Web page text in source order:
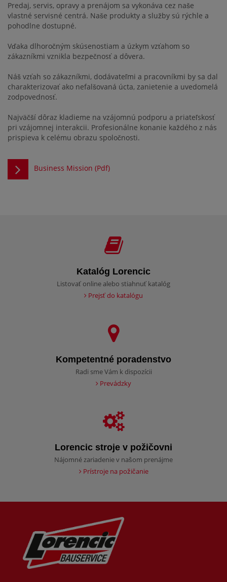
Predaj, servis, opravy a prenájom sa vykonáva cez naše
vlastné servisné centrá. Naše produkty a služby sú rýchle a
pohodlne dostupné.
Vďaka dlhoročným skúsenostiam a úzkym vzťahom so
zákazníkmi vznikla bezpečnosť a dôvera.
Náš vzťah so zákazníkmi, dodávateľmi a pracovníkmi by sa dal
charakterizovať ako nefalšovaná úcta, zanietenie a uvedomelá
zodpovednosť.
Najväčší dôraz kladieme na vzájomnú podporu a priateľskosť
pri vzájomnej interakcii. Profesionálne konanie každého z nás
prispieva k celému obrazu spoločnosti.
Business Mission (Pdf)
Katalóg Lorencic
Listovať online alebo stiahnuť katalóg
Prejsť do katalógu
Kompetentné poradenstvo
Radi sme Vám k dispozícii
Prevádzky
Lorencic stroje v požičovni
Nájomné zariadenie v našom prenájme
Prístroje na požičanie